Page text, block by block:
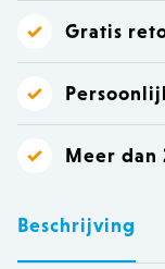
Gratis
Meer dan
Beschrijving